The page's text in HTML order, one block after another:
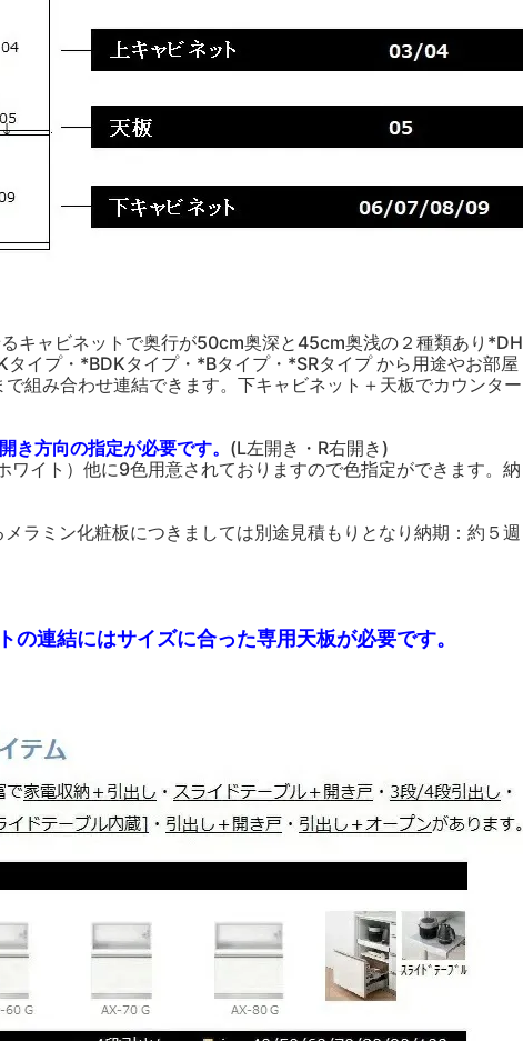
キャビネットで奥行が50cm奥深と45cm奥浅の２種類あり*DH
イプ・*BDKタイプ・*Bタイプ・*SRタイプ から用途やお部屋
組み合わせ連結できます。下キャビネット＋天板でカウンター
方向の指定が必要です。 (L左開き・R右開き)
ワイト）他に9色用意されておりますので色指定ができます。納
ラミン化粧板につきましては別途見積もりとなり納期：約５週
の連結にはサイズに合った専用天板が必要です。